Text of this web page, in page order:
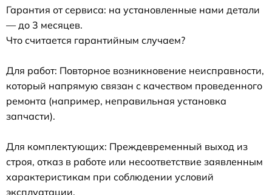
Гарантия от сервиса: на установленные нами детали
— до 3 месяцев.
Что считается гарантийным случаем?
Для работ: Повторное возникновение неисправности,
который напрямую связан с качеством проведенного
ремонта (например, неправильная установка
запчасти).
Для комплектующих: Преждевременный выход из
строя, отказ в работе или несоответствие заявленным
характеристикам при соблюдении условий
эксплуатации.